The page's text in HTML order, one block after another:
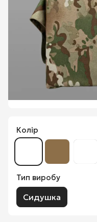
Колір
Тип виробу
Сидушка